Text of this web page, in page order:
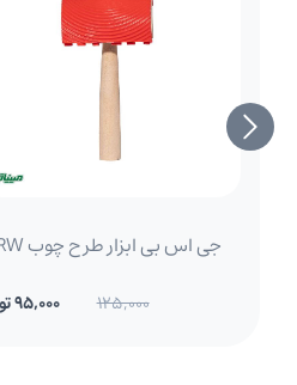
جی اس بی ابزار طرح چوب RW
125,000 95,000 تومان